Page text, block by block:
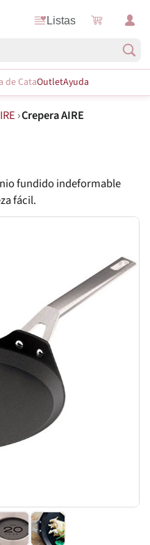
Listas
de CataOutletAyuda
›Crepera AIRE
fundido indeformable
fácil.